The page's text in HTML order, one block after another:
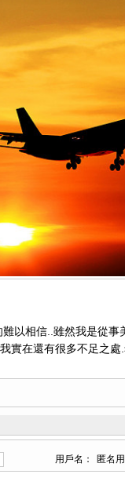
以相信..雖然我是從事
實在還有很多不足之
用戶名：
匿名